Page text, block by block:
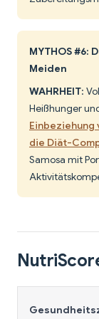
MYTHOS #6:
Meiden
WAHRHEIT:
Heißhunger
die Diät-
Samosa mit